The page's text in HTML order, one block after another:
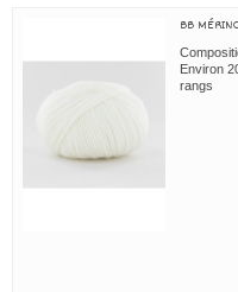
BB
Environ
rangs